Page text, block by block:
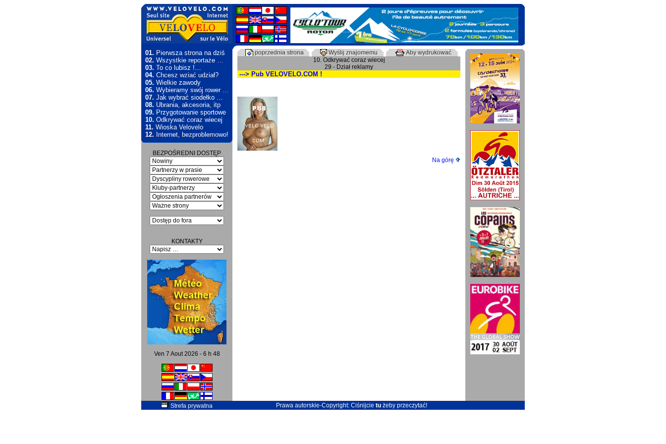
01.Pierwsza strona na dziś
02.Wszystkie reportaże …
03.To co lubisz !…
04.Chcesz wziać udział?
05.Wielkie zawody
06.Wybieramy swój rower …
07.Jak wybrać siodełko …
08.Ubrania, akcesoria, itp
09.Przygotowanie sportowe
10.Odkrywać coraz wiecej
11.Wioska Velovelo
12.Internet, bezproblemowo!
BEZPOŚREDNI DOSTĘP
KONTAKTY
Ven 7 Aout 2026 - 6 h 48
poprzednia strona Wyślij znajomemu
Aby wydrukować
10. Odkrywać coraz wiecej
29 - Dział reklamy
---> Pub VELOVELO.COM !
Na górę
Strefa prywatna Prawa autorskie-Copyright: Ciśnijcietużeby przeczytać!